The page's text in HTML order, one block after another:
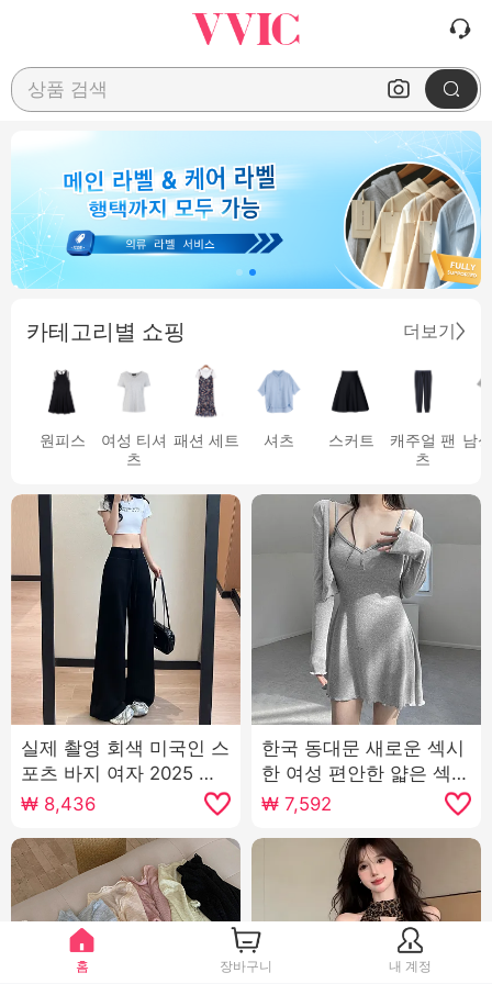
상품 검색
카테고리별 쇼핑 더보기
원피스
여성 티셔
츠
패션 세트 셔츠 스커트
캐주얼 팬
츠
남
실제 촬영 회색 미국인 스
포츠 바지 여자 2025 여
름 새로운 높은 허리 슬림
스트레이트 기분 전환 센
스 여가 와이드 레깅스 바
지
₩ 8,436
한국 동대문 새로운 섹시
한 여성 편안한 얇은 섹션
자외선 차단제 작은 열림
셔츠 슬링 치마 정장 여자
₩7,592
홈 장바구니 내 계정